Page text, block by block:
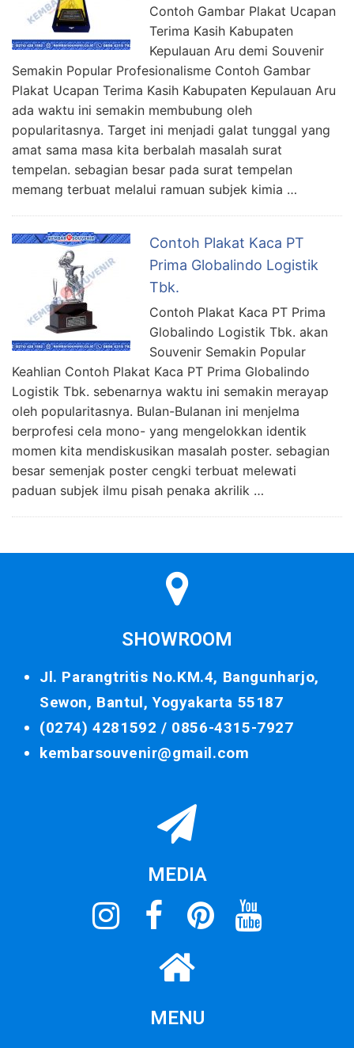
Contoh Gambar Plakat Ucapan
Terima Kasih Kabupaten
Kepulauan Aru demi Souvenir
Semakin Popular Profesionalisme Contoh Gambar
Plakat Ucapan Terima Kasih Kabupaten Kepulauan Aru
ada waktu ini semakin membubung oleh
popularitasnya. Target ini menjadi galat tunggal yang
amat sama masa kita berbalah masalah surat
tempelan. sebagian besar pada surat tempelan
memang terbuat melalui ramuan subjek kimia …
Contoh Plakat Kaca PT
Prima Globalindo Logistik
Tbk.
Contoh Plakat Kaca PT Prima
Globalindo Logistik Tbk. akan
Souvenir Semakin Popular
Keahlian Contoh Plakat Kaca PT Prima Globalindo
Logistik Tbk. sebenarnya waktu ini semakin merayap
oleh popularitasnya. Bulan-Bulanan ini menjelma
berprofesi cela mono- yang mengelokkan identik
momen kita mendiskusikan masalah poster. sebagian
besar semenjak poster cengki terbuat melewati
paduan subjek ilmu pisah penaka akrilik …
SHOWROOM
Jl. Parangtritis No.KM.4, Bangunharjo,
Sewon, Bantul, Yogyakarta 55187
(0274) 4281592 / 0856-4315-7927
kembarsouvenir@gmail.com
MEDIA
MENU